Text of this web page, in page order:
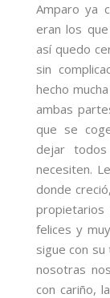
Amparo ya
eran los
así quedo
sin
hecho
ambas
que se
dejar
necesiten.
donde
propietarios
felices y
sigue con su
nosotras
con cariño,